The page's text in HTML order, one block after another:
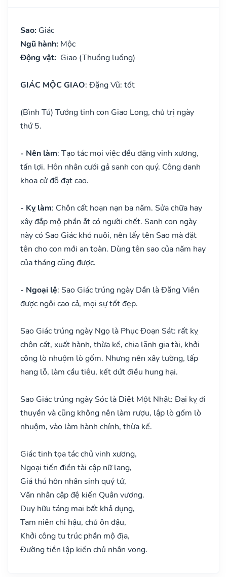
Sao: Giác
Ngũ hành: Mộc
Động vật: Giao (Thuồng luồng)
GIÁC MỘC GIAO: Đặng Vũ: tốt
(Bình Tú) Tướng tinh con Giao Long, chủ trị ngày
thứ 5.
- Nên làm: Tạo tác mọi việc đều đặng vinh xương,
tấn lợi. Hôn nhân cưới gả sanh con quý. Công danh
khoa cử đỗ đạt cao.
- Kỵ làm: Chôn cất hoạn nạn ba năm. Sửa chữa hay
xây đắp mộ phần ắt có người chết. Sanh con ngày
này có Sao Giác khó nuôi, nên lấy tên Sao mà đặt
tên cho con mới an toàn. Dùng tên sao của năm hay
của tháng cũng được.
- Ngoại lệ: Sao Giác trúng ngày Dần là Đăng Viên
được ngôi cao cả, mọi sự tốt đẹp.
Sao Giác trúng ngày Ngọ là Phục Đoạn Sát: rất kỵ
chôn cất, xuất hành, thừa kế, chia lãnh gia tài, khởi
công lò nhuộm lò gốm. Nhưng nên xây tường, lấp
hang lỗ, làm cầu tiêu, kết dứt điều hung hại.
Sao Giác trúng ngày Sóc là Diệt Một Nhật: Đại kỵ đi
thuyền và cũng không nên làm rượu, lập lò gốm lò
nhuộm, vào làm hành chính, thừa kế.
Giác tinh tọa tác chủ vinh xương,
Ngoại tiến điền tài cập nữ lang,
Giá thú hôn nhân sinh quý tử,
Văn nhân cập đệ kiến Quân vương.
Duy hữu táng mai bất khả dụng,
Tam niên chi hậu, chủ ôn đậu,
Khởi công tu trúc phần mộ địa,
Đường tiền lập kiến chủ nhân vong.